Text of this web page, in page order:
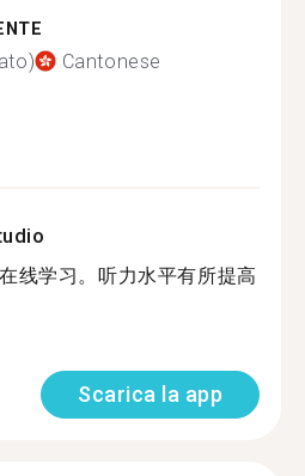
Cantonese
线学习。听力水平有所提高
Scarica la app